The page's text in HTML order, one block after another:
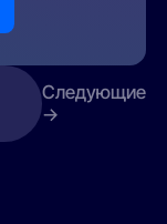
Следующие
→